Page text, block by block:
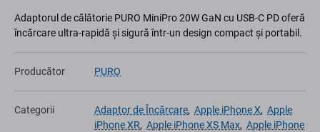
Adaptorul de călătorie PURO MiniPro 20W GaN cu USB-C PD oferă
încărcare ultra-rapidă și sigură într-un design compact și portabil.
Producător PURO
Categorii Adaptor de Încărcare, Apple iPhone X, Apple
iPhone XR, Apple iPhone XS Max, Apple iPhone